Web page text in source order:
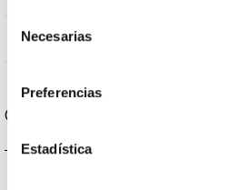
Necesarias
Preferencias
Estadística
Linkable
Optical data